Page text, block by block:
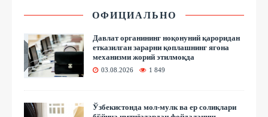
ОФИЦИАЛЬНО
Давлат органининг ноқонуний қароридан
етказилган зарарни қоплашнинг ягона
механизми жорий этилмоқда
03.08.2026 1 849
Ўзбекистонда мол-мулк ва ер солиқлари